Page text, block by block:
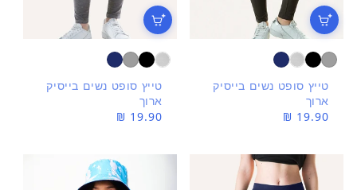
טייץ סופט נשים בייסיק
ארוך
מחיר
19.90 ₪
טייץ סופט נשים בייסיק
ארוך
מחיר
19.90 ₪